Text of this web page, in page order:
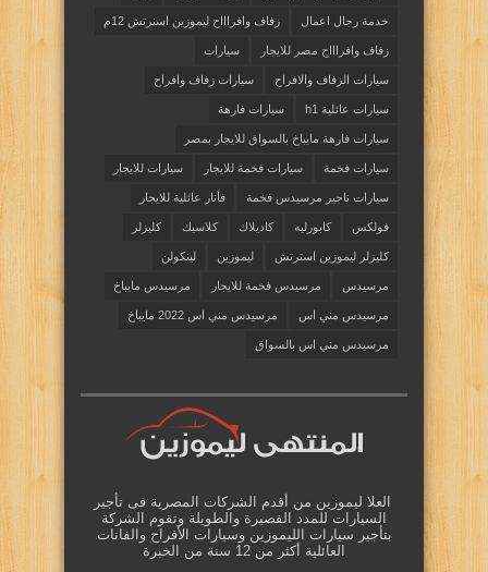
خدمة رجال اعمال زفاف وافراااح ليموزين اسنرتش 12م
زفاف وافراااح مصر للايجار سيارات
سيارات الزفاف والافراح سيارات زفاف وافراح
سيارات عائلية h1 سيارات فارهة
سيارات فارهة مايباخ بالسواق للايجار بمصر
سيارات فخمة سيارات فخمة للايجار سيارات للايجار
سيارات ناجير مرسيدس فخمة فأنار عائلية للايجار
فولكس كابورليه كاديلاك كلاسيك كليزلر
كليزلر ليموزين استرتش ليموزين لينكولن
مرسيدس مرسيدس فخمة للايجار مرسيدس مايباخ
مرسيدس مني اس مرسيدس مني اس 2022 مايباخ
مرسيدس مني اس بالسواق
العلا ليموزين من أقدم الشركات المصرية فى تأجير
السيارات للمدد الفصيرة والطويلة وتقوم الشركة
بتأجير سيارات الليموزين وسيارات الأفراح والفانات
العائلية أكثر من 12 سنة من الخبرة